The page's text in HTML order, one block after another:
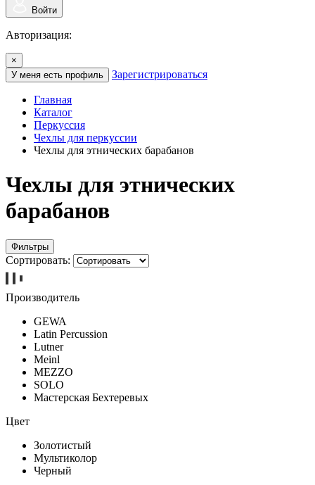
Войти
Авторизация:
×
У меня есть профиль
Зарегистрироваться
Главная
Каталог
Перкуссия
Чехлы для перкуссии
Чехлы для этнических барабанов
Чехлы для этнических
барабанов
Фильтры
Сортировать:
Производитель
GEWA
Latin Percussion
Lutner
Meinl
MEZZO
SOLO
Мастерская Бехтеревых
Цвет
Золотистый
Мультиколор
Черный